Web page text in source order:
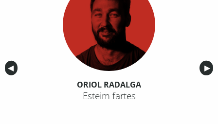
Anterior
◀︎ ▶︎
ORIOL RADALGA
Esteim fartes